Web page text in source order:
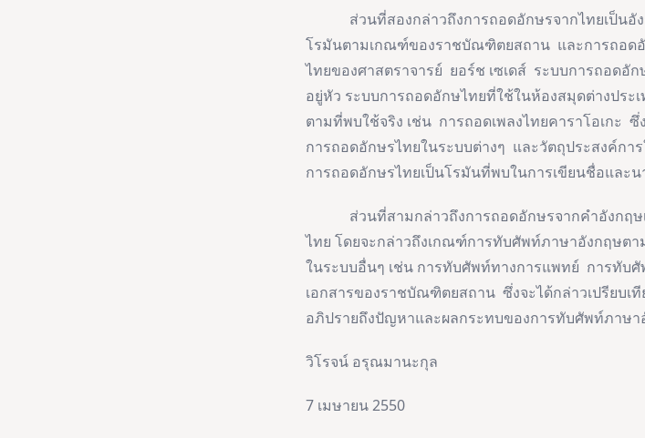
ส่วนที่สองกล่าวถึงการถอดอักษรจากไทยเป็นอัง
โรมันตามเกณฑ์ของราชบัณฑิตยสถาน และการถอด
ไทยของศาสตราจารย์ ยอร์ช เซเดส์ ระบบการถอดอั
อยู่หัว ระบบการถอดอักษไทยที่ใช้ในห้องสมุดต่างประ
ตามที่พบใช้จริง เช่น การถอดเพลงไทยคาราโอเกะ ซึ่
การถอดอักษรไทยในระบบต่างๆ และวัตถุประสงค์กา
การถอดอักษรไทยเป็นโรมันที่พบในการเขียนชื่อและ
ส่วนที่สามกล่าวถึงการถอดอักษรจากคำอังกฤษเ
ไทย โดยจะกล่าวถึงเกณฑ์การทับศัพท์ภาษาอังกฤษ
ในระบบอื่นๆ เช่น การทับศัพท์ทางการแพทย์ การทับ
เอกสารของราชบัณฑิตยสถาน ซึ่งจะได้กล่าวเปรียบ
อภิปรายถึงปัญหาและผลกระทบของการทับศัพท์ภาษ
วิโรจน์ อรุณมานะกุล
7 เมษายน 2550